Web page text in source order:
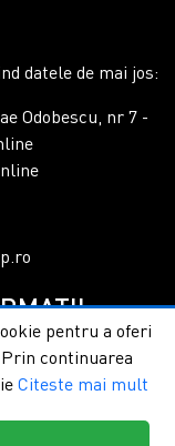
datele de mai jos:
Odobescu, nr 7 -
si service
livrare
si conditii
pentru a oferi
continuarea
Citeste mai mult